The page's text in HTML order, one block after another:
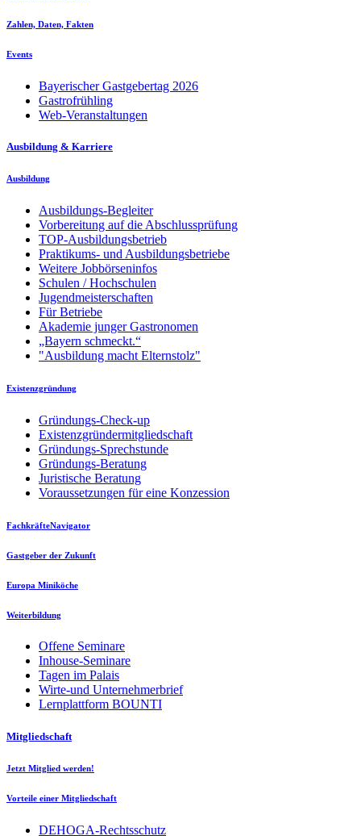
Zahlen, Daten, Fakten
Events
Bayerischer Gastgebertag 2026
Gastrofrühling
Web-Veranstaltungen
Ausbildung & Karriere
Ausbildung
Ausbildungs-Begleiter
Vorbereitung auf die Abschlussprüfung
TOP-Ausbildungsbetrieb
Praktikums- und Ausbildungsbetriebe
Weitere Jobbörseninfos
Schulen / Hochschulen
Jugendmeisterschaften
Für Betriebe
Akademie junger Gastronomen
„Bayern schmeckt.“
"Ausbildung macht Elternstolz"
Existenzgründung
Gründungs-Check-up
Existenzgründermitgliedschaft
Gründungs-Sprechstunde
Gründungs-Beratung
Juristische Beratung
Voraussetzungen für eine Konzession
FachkräfteNavigator
Gastgeber der Zukunft
Europa Miniköche
Weiterbildung
Offene Seminare
Inhouse-Seminare
Tagen im Palais
Wirte-und Unternehmerbrief
Lernplattform BOUNTI
Mitgliedschaft
Jetzt Mitglied werden!
Vorteile einer Mitgliedschaft
DEHOGA-Rechtsschutz